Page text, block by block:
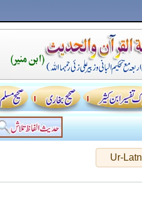
Ur-Latn